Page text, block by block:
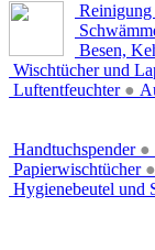
Reinigung
Besen,
Wischtücher und
Luftentfeuchter ●
Handtuchspender ●
Papierwischtücher ●
Hygienebeutel und